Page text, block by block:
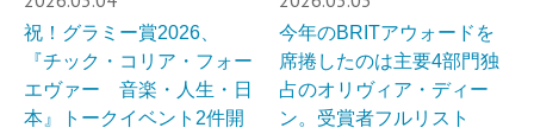
祝！グラミー賞2026、
『チック・コリア・フォー
エヴァー 音楽・人生・日
本』トークイベント2件開
今年のBRITアウォードを
席捲したのは主要4部門独
占のオリヴィア・ディー
ン。受賞者フルリスト